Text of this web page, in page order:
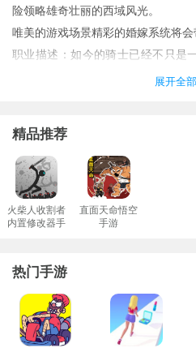
险领略雄奇壮丽的西域风光。
唯美的游戏场景精彩的婚嫁系统将会
职业描述：如今的骑士已经不只是
种荣耀的称呼。对于那些在与邪魔
稀有的装备也不是你想得到的得到
得到战力品的机会。
西域风云九游版亮点
1、超爽超刺激的全新多样性游戏
法。
看到既然上线的消息就马上过来玩
最爱的游戏没有之一！
3、加入战盟的玩家等级达到级以
可前往战盟中进行挂机烤火在火堆
展开全部
精品推荐
火柴人收割者
内置修改器手
直面天命悟空
手游
热门手游